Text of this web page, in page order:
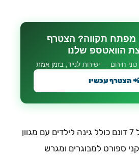
מפתח תקווה? הצטרף
הוואטספ שלנו
חירום — ישירות לנייד, בזמן אמת
הצטרף עכשיו
הפארק החדש בגודל 7 דונם כולל גינה לילדים עם מגוון
ספורט למבוגרים ומגרש